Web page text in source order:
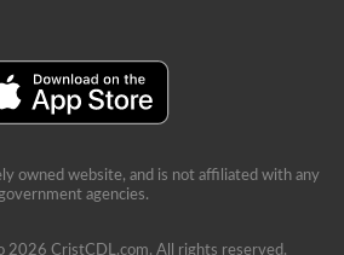
owned website, and is not affiliated with any
agencies.
CristCDL.com. All rights reserved.